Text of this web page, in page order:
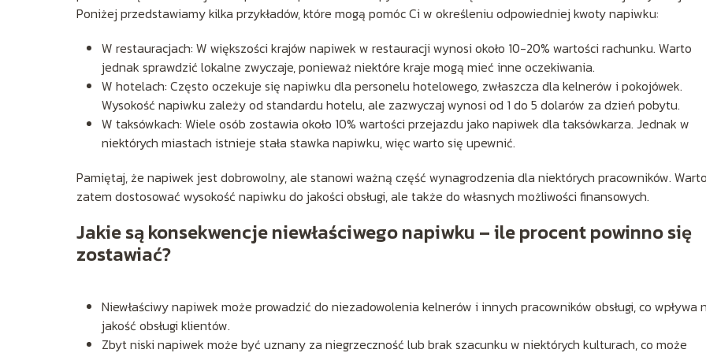
Poniżej przedstawiamy kilka przykładów, które mogą pomóc Ci w określeniu odpowiedniej kwoty napiwku:
W restauracjach: W większości krajów napiwek w restauracji wynosi około 10-20% wartości rachunku. Warto
jednak sprawdzić lokalne zwyczaje, ponieważ niektóre kraje mogą mieć inne oczekiwania.
W hotelach: Często oczekuje się napiwku dla personelu hotelowego, zwłaszcza dla kelnerów i pokojówek.
Wysokość napiwku zależy od standardu hotelu, ale zazwyczaj wynosi od 1 do 5 dolarów za dzień pobytu.
W taksówkach: Wiele osób zostawia około 10% wartości przejazdu jako napiwek dla taksówkarza. Jednak w
niektórych miastach istnieje stała stawka napiwku, więc warto się upewnić.
Pamiętaj, że napiwek jest dobrowolny, ale stanowi ważną część wynagrodzenia dla niektórych pracowników.
zatem dostosować wysokość napiwku do jakości obsługi, ale także do własnych możliwości finansowych.
Jakie są konsekwencje niewłaściwego napiwku – ile procent powinno się
zostawiać?
Niewłaściwy napiwek może prowadzić do niezadowolenia kelnerów i innych pracowników obsługi, co wpływa
jakość obsługi klientów.
Zbyt niski napiwek może być uznany za niegrzeczność lub brak szacunku w niektórych kulturach, co może